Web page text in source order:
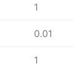
1
0.01
1